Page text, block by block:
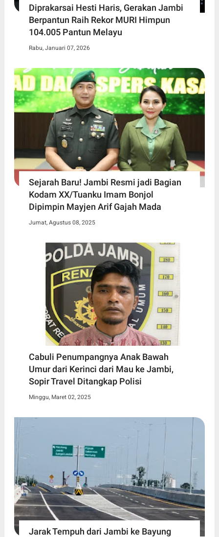
Diprakarsai Hesti Haris, Gerakan Jambi
Berpantun Raih Rekor MURI Himpun
104.005 Pantun Melayu
Rabu, Januari 07, 2026
Sejarah Baru! Jambi Resmi jadi Bagian
Kodam XX/Tuanku Imam Bonjol
Dipimpin Mayjen Arif Gajah Mada
Jumat, Agustus 08, 2025
Cabuli Penumpangnya Anak Bawah
Umur dari Kerinci dari Mau ke Jambi,
Sopir Travel Ditangkap Polisi
Minggu, Maret 02, 2025
Jarak Tempuh dari Jambi ke Bayung